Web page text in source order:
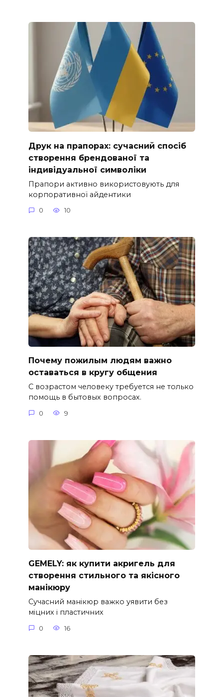
Друк на прапорах: сучасний спосіб
створення брендованої та
індивідуальної символіки
Прапори активно використовують для
корпоративної айдентики
0 10
Почему пожилым людям важно
оставаться в кругу общения
С возрастом человеку требуется не только
помощь в бытовых вопросах.
0 9
GEMELY: як купити акригель для
створення стильного та якісного
манікюру
Сучасний манікюр важко уявити без
міцних і пластичних
0 16